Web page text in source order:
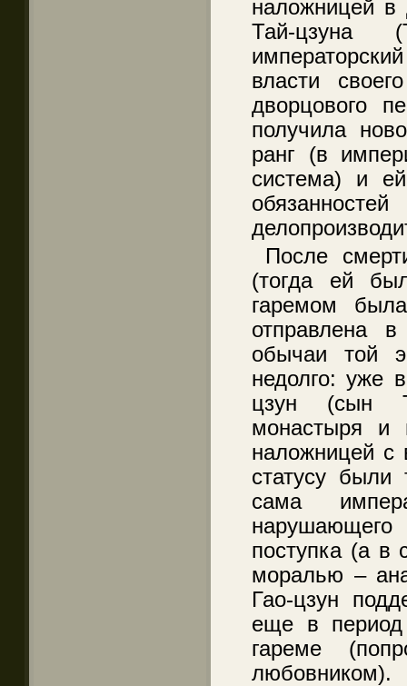
наложницей в
Тай-цзуна
власти
дворцового
получила
ранг (в
система) и
После
(тогда ей
гаремом
отправлена
обычаи той
недолго: уже
цзун (сын
монастыря и
наложницей
статусу
сама
поступка (а в
моралью –
Гао-цзун
еще в период
гареме
любовником).